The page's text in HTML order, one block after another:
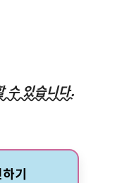
수 있습니다.
기